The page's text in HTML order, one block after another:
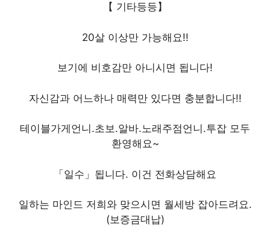
【 기타등등】
20살 이상만 가능해요!!
보기에 비호감만 아니시면 됩니다!
자신감과 어느하나 매력만 있다면 충분합니다!!
테이블가게언니.초보.알바.노래주점언니.투잡 모두
환영해요~
「일수」됩니다. 이건 전화상담해요
일하는 마인드 저희와 맞으시면 월세방 잡아드려요.
(보증금대납)